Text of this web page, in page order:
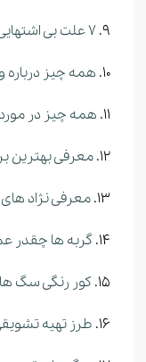
7 علت بی اشتهایی در سگ‌ها
همه چیز
همه چیز در
معرفی بهترین
معرفی نژاد
گربه ها چقدر
کور رنگی سگ
طرز تهیه